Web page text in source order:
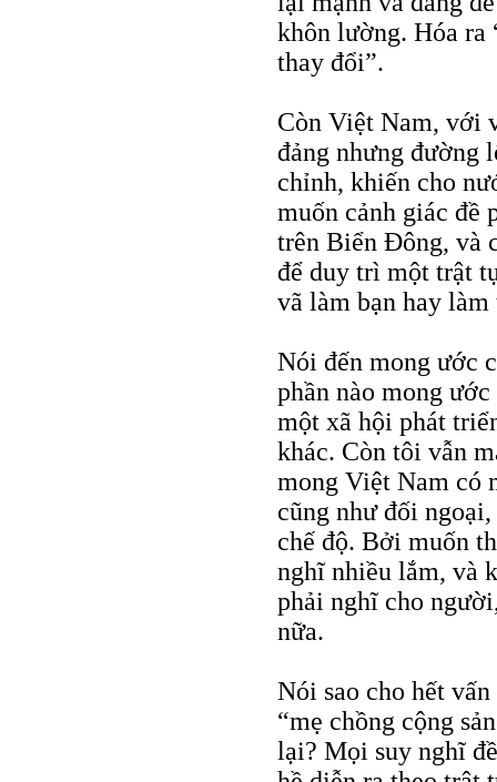
khôn lường. Hóa ra
thay đổi”.
Còn Việt Nam, với
đảng nhưng đường
chỉnh, khiến cho
muốn cảnh giác
trên Biển Đông, và
để duy trì một trật
vã làm bạn hay làm
Nói đến mong ước
phần nào mong
một xã hội phát
khác. Còn tôi vẫn
mong Việt Nam có
cũng như đối
chế độ. Bởi muốn
nghĩ nhiều lắm, và
phải nghĩ cho
nữa.
Nói sao cho hết
“mẹ chồng cộng
lại? Mọi suy nghĩ